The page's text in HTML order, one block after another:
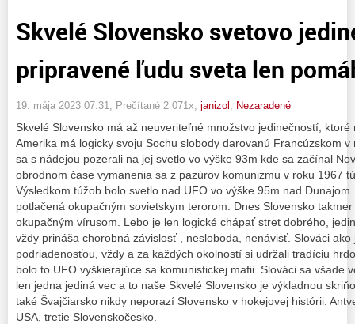
Skvelé Slovensko svetovo
pripravené ľudu sveta len
19. mája 2023 07:31 , Prečítané 2 071x, janizol Nezaradené
Skvelé Slovensko má až neuveriteľné množstvo jedinečností,
Amerika má logicky svoju Sochu slobody darovanú Francúzskom
sa s nádejou pozerali na jej svetlo vo výške 93m kde sa začínal
obrodnom čase vymanenia sa z pazúrov komunizmu v roku 1967
Výsledkom túžob bolo svetlo nad UFO vo výške 95m nad
potlačená okupačným sovietskym terorom. Dnes Slovensko
okupačným vírusom. Lebo je len logické chápať stret dobrého,
vždy prináša chorobná závislosť , nesloboda, nenávisť. Slováci
podriadenosťou, vždy a za každých okolností si udržali tradíciu
bolo to UFO vyškierajúce sa komunistickej mafii. Slováci sa všade
len jedna jediná vec a to naše Skvelé Slovensko je výkladnou
také Švajčiarsko nikdy neporazí Slovensko v hokejovej histórii.
USA, tretie Slovenskočesko.